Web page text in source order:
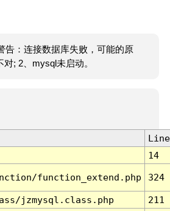
告：连接数据库失败，可能的原
; 2、mysql未启动。
Line
14
function_extend.php 324
jzmysql.class.php
211